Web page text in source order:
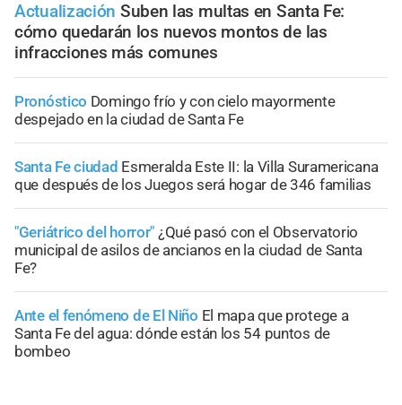
Actualización Suben las multas en Santa Fe:
cómo quedarán los nuevos montos de las
infracciones más comunes
Pronóstico Domingo frío y con cielo mayormente
despejado en la ciudad de Santa Fe
Santa Fe ciudad Esmeralda Este II: la Villa Suramericana
que después de los Juegos será hogar de 346 familias
"Geriátrico del horror" ¿Qué pasó con el Observatorio
municipal de asilos de ancianos en la ciudad de Santa
Fe?
Ante el fenómeno de El Niño El mapa que protege a
Santa Fe del agua: dónde están los 54 puntos de
bombeo